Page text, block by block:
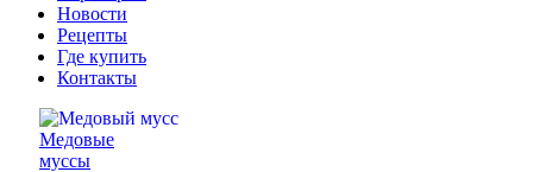
Новости
Рецепты
Где купить
Контакты
Медовые
муссы